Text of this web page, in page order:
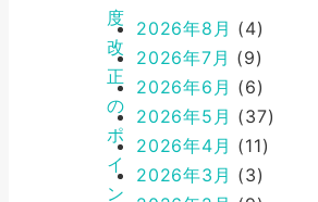
度
改
正
の
ポ
イ
ン
2026年8月 (4)
2026年7月 (9)
2026年6月 (6)
2026年5月 (37)
2026年4月 (11)
2026年3月 (3)